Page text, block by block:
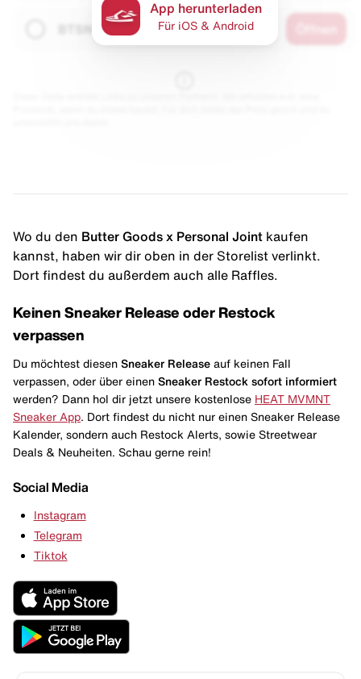
App herunterladen
Für iOS & Android
Wo du den Butter Goods x Personal Joint kaufen
kannst, haben wir dir oben in der Storelist verlinkt.
Dort findest du außerdem auch alle Raffles.
Keinen Sneaker Release oder Restock
verpassen
Du möchtest diesen Sneaker Release auf keinen Fall
verpassen, oder über einen Sneaker Restock sofort informiert
werden? Dann hol dir jetzt unsere kostenlose HEAT MVMNT
Sneaker App . Dort findest du nicht nur einen Sneaker Release
Kalender, sondern auch Restock Alerts, sowie Streetwear
Deals & Neuheiten. Schau gerne rein!
Social Media
Instagram
Telegram
Tiktok